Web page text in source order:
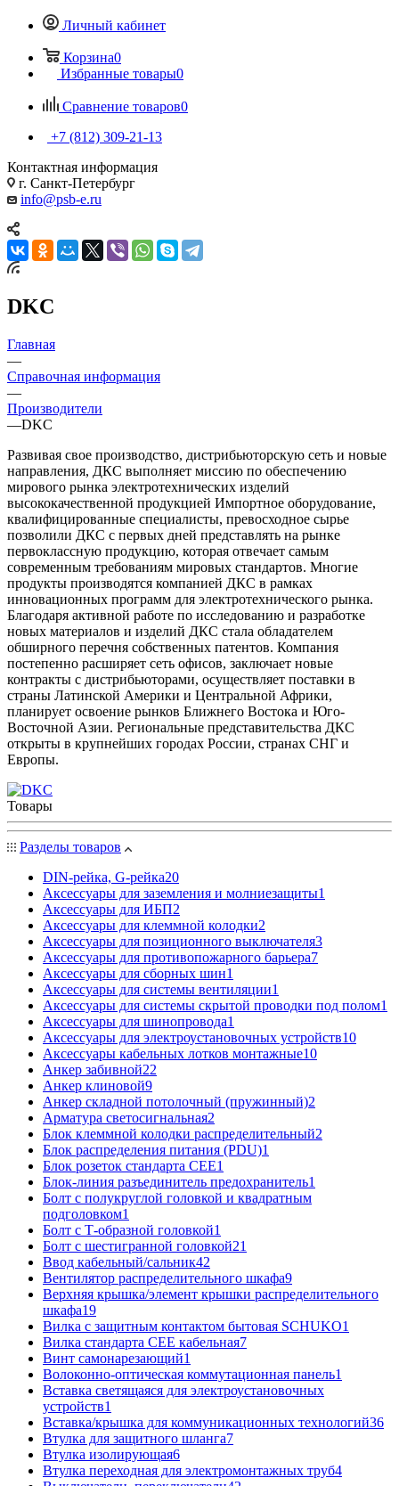
Личный кабинет
Корзина0
Избранные товары0
Сравнение товаров0
+7 (812) 309-21-13
Контактная информация
г. Санкт-Петербург
info@psb-e.ru
DKC
Главная
—
Справочная информация
—
Производители
—DKC
Развивая свое производство, дистрибьюторскую сеть и новые
направления, ДКС выполняет миссию по обеспечению
мирового рынка электротехнических изделий
высококачественной продукцией Импортное оборудование,
квалифицированные специалисты, превосходное сырье
позволили ДКС с первых дней представлять на рынке
первоклассную продукцию, которая отвечает самым
современным требованиям мировых стандартов. Многие
продукты производятся компанией ДКС в рамках
инновационных программ для электротехнического рынка.
Благодаря активной работе по исследованию и разработке
новых материалов и изделий ДКС стала обладателем
обширного перечня собственных патентов. Компания
постепенно расширяет сеть офисов, заключает новые
контракты с дистрибьюторами, осуществляет поставки в
страны Латинской Америки и Центральной Африки,
планирует освоение рынков Ближнего Востока и Юго-
Восточной Азии. Региональные представительства ДКС
открыты в крупнейших городах России, странах СНГ и
Европы.
Товары
Разделы товаров
DIN-рейка, G-рейка20
Аксессуары для заземления и молниезащиты1
Аксессуары для ИБП2
Аксессуары для клеммной колодки2
Аксессуары для позиционного выключателя3
Аксессуары для противопожарного барьера7
Аксессуары для сборных шин1
Аксессуары для системы вентиляции1
Аксессуары для системы скрытой проводки под полом1
Аксессуары для шинопровода1
Аксессуары для электроустановочных устройств10
Аксессуары кабельных лотков монтажные10
Анкер забивной22
Анкер клиновой9
Анкер складной потолочный (пружинный)2
Арматура светосигнальная2
Блок клеммной колодки распределительный2
Блок распределения питания (PDU)1
Блок розеток стандарта CEE1
Блок-линия разъединитель предохранитель1
Болт с полукруглой головкой и квадратным
подголовком1
Болт с Т-образной головкой1
Болт с шестигранной головкой21
Ввод кабельный/сальник42
Вентилятор распределительного шкафа9
Верхняя крышка/элемент крышки распределительного
шкафа19
Вилка с защитным контактом бытовая SCHUKO1
Вилка стандарта CEE кабельная7
Винт самонарезающий1
Волоконно-оптическая коммутационная панель1
Вставка светящаяся для электроустановочных
устройств1
Вставка/крышка для коммуникационных технологий36
Втулка для защитного шланга7
Втулка изолирующая6
Втулка переходная для электромонтажных труб4